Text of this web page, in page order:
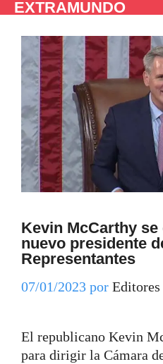
Saltar
contenido
EXTRAMUNDO
Kevin McCarthy
nuevo presidente
Representantes
07/01/2023 por Editores
El republicano Kevin
para dirigir la Cámara